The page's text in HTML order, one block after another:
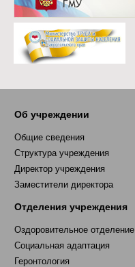
Об учреждении
Общие сведения
Структура учреждения
Директор учреждения
Заместители директора
Отделения учреждения
Оздоровительное отделение
Социальная адаптация
Геронтология